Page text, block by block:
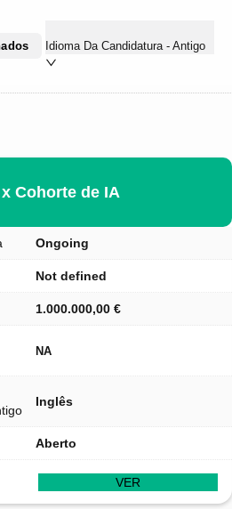
Idioma Da Candidatura - Antigo
Cohorte de IA
Ongoing
Not defined
1.000.000,00 €
NA
Inglês
Aberto
VER